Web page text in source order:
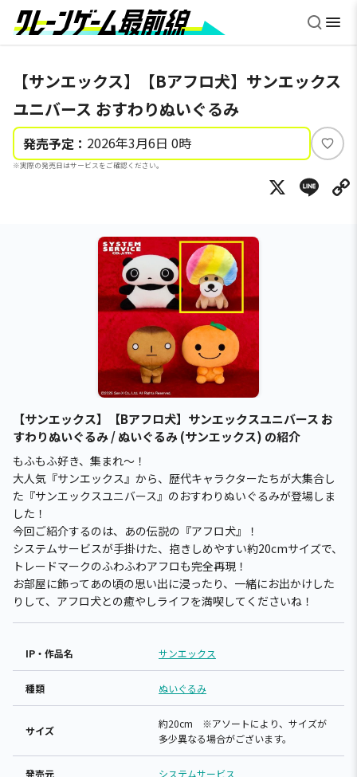
【サンエックス】【Bアフロ犬】サンエックス
ユニバース おすわりぬいぐるみ
発売予定： 2026年3月6日 0時
※実際の発売日はサービスをご確認ください。
い
ね
X
【サンエックス】【Bアフロ犬】サンエックスユニバース お
すわりぬいぐるみ / ぬいぐるみ (サンエックス) の紹介
もふもふ好き、集まれ～！
大人気『サンエックス』から、歴代キャラクターたちが大集合し
た『サンエックスユニバース』のおすわりぬいぐるみが登場しま
した！
今回ご紹介するのは、あの伝説の『アフロ犬』！
システムサービスが手掛けた、抱きしめやすい約20cmサイズで、
トレードマークのふわふわアフロも完全再現！
お部屋に飾ってあの頃の思い出に浸ったり、一緒にお出かけした
りして、アフロ犬との癒やしライフを満喫してくださいね！
IP・作品名 サンエックス
種類 ぬいぐるみ
サイズ
約20cm ※アソートにより、サイズが
多少異なる場合がございます。
発売元 システムサービス